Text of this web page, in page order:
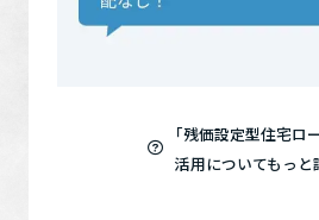
「残価設定型住宅ロ
活用についてもっと